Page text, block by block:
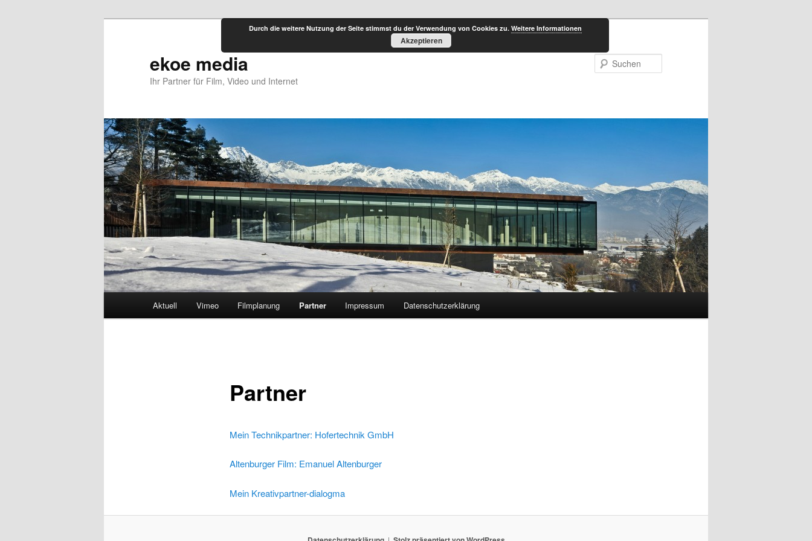
ekoe media
Ihr Partner für Film, Video und Internet
Aktuell Vimeo Filmplanung Partner Impressum Datenschutzerklärung
Partner
Mein Technikpartner: Hofertechnik GmbH
Altenburger Film: Emanuel Altenburger
Mein Kreativpartner-dialogma
Durch die weitere Nutzung der Seite stimmst du der Verwendung von Cookies zu. Weitere Informationen
Akzeptieren